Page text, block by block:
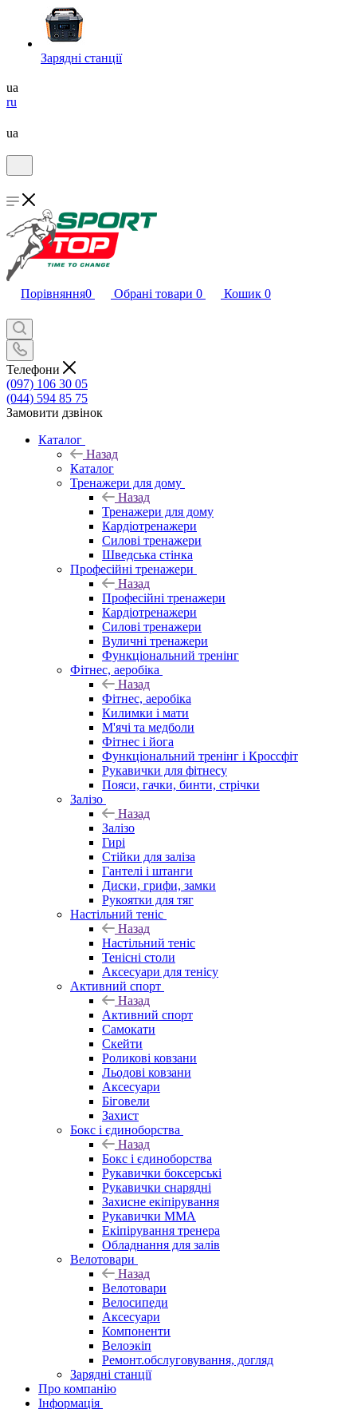
Зарядні станції
ua
ru
ua
Порівняння0 Обрані товари 0 Кошик 0
Телефони
(097) 106 30 05
(044) 594 85 75
Замовити дзвінок
Каталог
Назад
Каталог
Тренажери для дому
Назад
Тренажери для дому
Кардіотренажери
Силові тренажери
Шведська стінка
Професійні тренажери
Назад
Професійні тренажери
Кардіотренажери
Силові тренажери
Вуличні тренажери
Функціональний тренінг
Фітнес, аеробіка
Назад
Фітнес, аеробіка
Килимки і мати
М'ячі та медболи
Фітнес і йога
Функціональний тренінг і Кроссфіт
Рукавички для фітнесу
Пояси, гачки, бинти, стрічки
Залізо
Назад
Залізо
Гирі
Стійки для заліза
Гантелі і штанги
Диски, грифи, замки
Рукоятки для тяг
Настільний теніс
Назад
Настільний теніс
Тенісні столи
Аксесуари для тенісу
Активний спорт
Назад
Активний спорт
Самокати
Скейти
Роликові ковзани
Льодові ковзани
Аксесуари
Біговели
Захист
Бокс і єдиноборства
Назад
Бокс і єдиноборства
Рукавички боксерські
Рукавички снарядні
Захисне екіпірування
Рукавички ММА
Екіпірування тренера
Обладнання для залів
Велотовари
Назад
Велотовари
Велосипеди
Аксесуари
Компоненти
Велоэкіп
Ремонт.обслуговування, догляд
Зарядні станції
Про компанію
Інформація